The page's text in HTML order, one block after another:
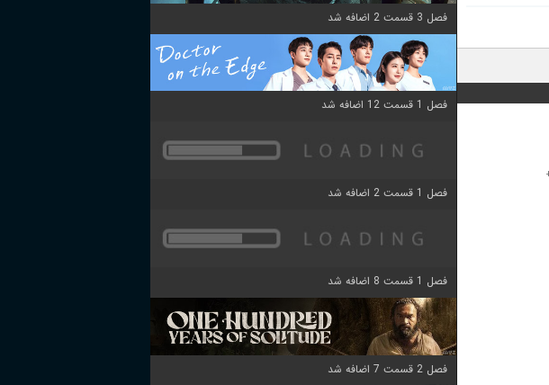
فصل 3 قسمت 2 اضافه شد
فصل 1 قسمت 12 اضافه شد
فصل 1 قسمت 2 اضافه شد
فصل 1 قسمت 8 اضافه شد
فصل 2 قسمت 7 اضافه شد